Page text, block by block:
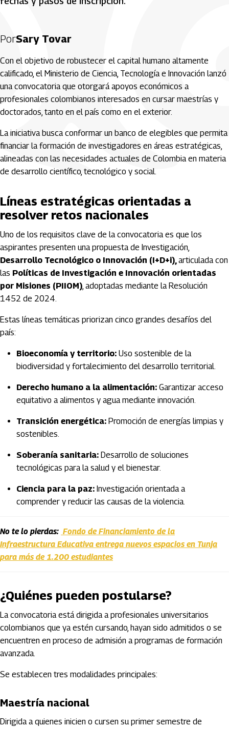
PorSary Tovar
Con el objetivo de robustecer el capital humano altamente
calificado, el Ministerio de Ciencia, Tecnología e Innovación lanzó
una convocatoria que otorgará apoyos económicos a
profesionales colombianos interesados en cursar maestrías y
doctorados, tanto en el país como en el exterior.
La iniciativa busca conformar un banco de elegibles que permita
financiar la formación de investigadores en áreas estratégicas,
alineadas con las necesidades actuales de Colombia en materia
de desarrollo científico, tecnológico y social.
Líneas estratégicas orientadas a
resolver retos nacionales
Uno de los requisitos clave de la convocatoria es que los
aspirantes presenten una propuesta de Investigación,
Desarrollo Tecnológico o Innovación (I+D+i),articulada con
las Políticas de Investigación e Innovación orientadas
por Misiones (PIIOM), adoptadas mediante la Resolución
1452 de 2024.
Estas líneas temáticas priorizan cinco grandes desafíos del
país:
Bioeconomía y territorio: Uso sostenible de la
biodiversidad y fortalecimiento del desarrollo territorial.
Derecho humano a la alimentación: Garantizar acceso
equitativo a alimentos y agua mediante innovación.
Transición energética: Promoción de energías limpias y
sostenibles.
Soberanía sanitaria: Desarrollo de soluciones
tecnológicas para la salud y el bienestar.
Ciencia para la paz: Investigación orientada a
comprender y reducir las causas de la violencia.
No te lo pierdas: Fondo de Financiamiento de la
Infraestructura Educativa entrega nuevos espacios en Tunja
para más de 1.200 estudiantes
¿Quiénes pueden postularse?
La convocatoria está dirigida a profesionales universitarios
colombianos que ya estén cursando, hayan sido admitidos o se
encuentren en proceso de admisión a programas de formación
avanzada.
Se establecen tres modalidades principales:
Maestría nacional
Dirigida a quienes inicien o cursen su primer semestre de